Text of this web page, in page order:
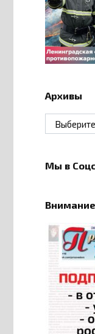
Архивы
Архивы
Мы в